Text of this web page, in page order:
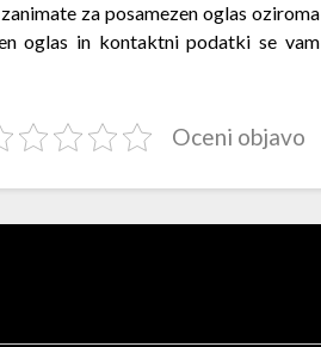
za posamezen oglas oziroma
oglas in kontaktni podatki se vam
Oceni objavo